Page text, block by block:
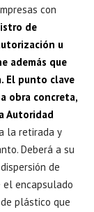
con
de
u
además que
El punto clave
obra concreta,
Autoridad
la retirada y
Deberá a su
de
encapsulado
plástico que